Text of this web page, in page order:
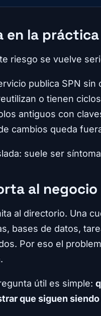
en la práctica
riesgo se vuelve
publica SPN sin
o tienen
antiguos con
cambios queda
suele ser
al negocio
al directorio. Una
bases de datos,
Por eso el
útil es simple:
que siguen